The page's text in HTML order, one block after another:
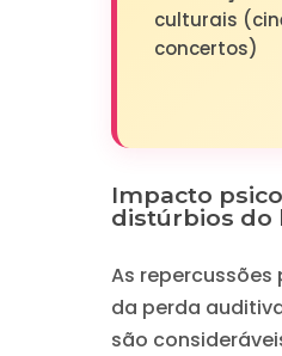
culturais
concertos)
Impacto
distúrbios do
As
da perda
são